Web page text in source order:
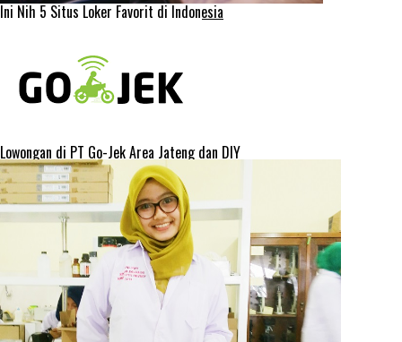
Ini Nih 5 Situs Loker Favorit di Indonesia
Lowongan di PT Go-Jek Area Jateng dan DIY